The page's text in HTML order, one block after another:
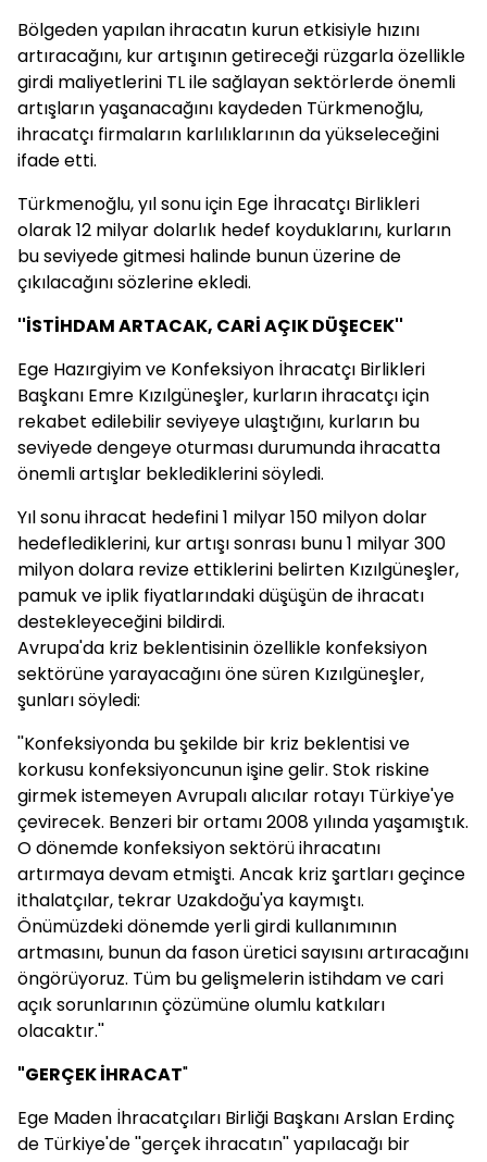
Bölgeden yapılan ihracatın kurun etkisiyle hızını
artıracağını, kur artışının getireceği rüzgarla özellikle
girdi maliyetlerini TL ile sağlayan sektörlerde önemli
artışların yaşanacağını kaydeden Türkmenoğlu,
ihracatçı firmaların karlılıklarının da yükseleceğini
ifade etti.
Türkmenoğlu, yıl sonu için Ege İhracatçı Birlikleri
olarak 12 milyar dolarlık hedef koyduklarını, kurların
bu seviyede gitmesi halinde bunun üzerine de
çıkılacağını sözlerine ekledi.
''İSTİHDAM ARTACAK, CARİ AÇIK DÜŞECEK''
Ege Hazırgiyim ve Konfeksiyon İhracatçı Birlikleri
Başkanı Emre Kızılgüneşler, kurların ihracatçı için
rekabet edilebilir seviyeye ulaştığını, kurların bu
seviyede dengeye oturması durumunda ihracatta
önemli artışlar beklediklerini söyledi.
Yıl sonu ihracat hedefini 1 milyar 150 milyon dolar
hedeflediklerini, kur artışı sonrası bunu 1 milyar 300
milyon dolara revize ettiklerini belirten Kızılgüneşler,
pamuk ve iplik fiyatlarındaki düşüşün de ihracatı
destekleyeceğini bildirdi.
Avrupa'da kriz beklentisinin özellikle konfeksiyon
sektörüne yarayacağını öne süren Kızılgüneşler,
şunları söyledi:
''Konfeksiyonda bu şekilde bir kriz beklentisi ve
korkusu konfeksiyoncunun işine gelir. Stok riskine
girmek istemeyen Avrupalı alıcılar rotayı Türkiye'ye
çevirecek. Benzeri bir ortamı 2008 yılında yaşamıştık.
O dönemde konfeksiyon sektörü ihracatını
artırmaya devam etmişti. Ancak kriz şartları geçince
ithalatçılar, tekrar Uzakdoğu'ya kaymıştı.
Önümüzdeki dönemde yerli girdi kullanımının
artmasını, bunun da fason üretici sayısını artıracağını
öngörüyoruz. Tüm bu gelişmelerin istihdam ve cari
açık sorunlarının çözümüne olumlu katkıları
olacaktır.''
"GERÇEK İHRACAT"
Ege Maden İhracatçıları Birliği Başkanı Arslan Erdinç
de Türkiye'de ''gerçek ihracatın'' yapılacağı bir